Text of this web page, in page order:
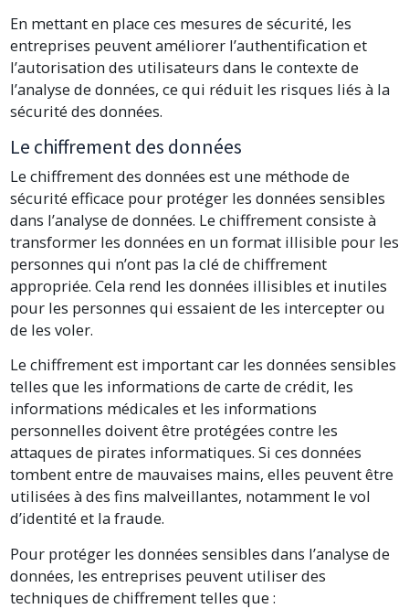
En mettant en place ces mesures de sécurité, les
entreprises peuvent améliorer l’authentification et
l’autorisation des utilisateurs dans le contexte de
l’analyse de données, ce qui réduit les risques liés à la
sécurité des données.
Le chiffrement des données
Le chiffrement des données est une méthode de
sécurité efficace pour protéger les données sensibles
dans l’analyse de données. Le chiffrement consiste à
transformer les données en un format illisible pour les
personnes qui n’ont pas la clé de chiffrement
appropriée. Cela rend les données illisibles et inutiles
pour les personnes qui essaient de les intercepter ou
de les voler.
Le chiffrement est important car les données sensibles
telles que les informations de carte de crédit, les
informations médicales et les informations
personnelles doivent être protégées contre les
attaques de pirates informatiques. Si ces données
tombent entre de mauvaises mains, elles peuvent être
utilisées à des fins malveillantes, notamment le vol
d’identité et la fraude.
Pour protéger les données sensibles dans l’analyse de
données, les entreprises peuvent utiliser des
techniques de chiffrement telles que :